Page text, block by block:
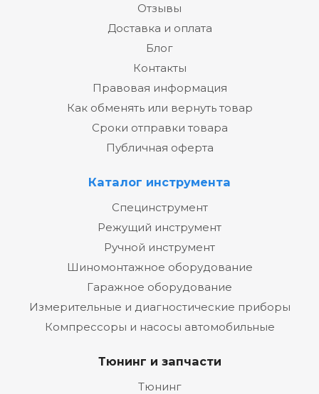
Отзывы
Доставка и оплата
Блог
Контакты
Правовая информация
Как обменять или вернуть товар
Сроки отправки товара
Публичная оферта
Каталог инструмента
Специнструмент
Режущий инструмент
Ручной инструмент
Шиномонтажное оборудование
Гаражное оборудование
Измерительные и диагностические приборы
Компрессоры и насосы автомобильные
Тюнинг и запчасти
Тюнинг